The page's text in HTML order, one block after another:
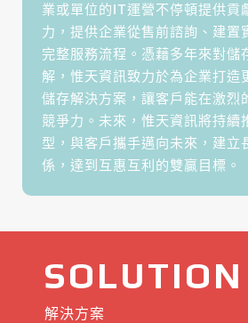
業或單位的IT運營不停頓提供貢
力，提供企業從售前諮詢、建置
完整服務流程。憑藉多年來對儲
解，惟天資訊致力於為企業打造
儲存解決方案，讓客戶能在激烈
競爭力。未來，惟天資訊將持續
型，與客戶攜手邁向未來，建立
係，達到互惠互利的雙贏目標。
SOLUTION
解決方案